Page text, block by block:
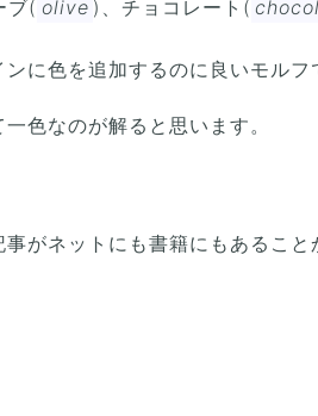
ブ( olive )、チョコレート(
に色を追加するのに良いモルフ
色なのが解ると思います。
がネットにも書籍にもあること